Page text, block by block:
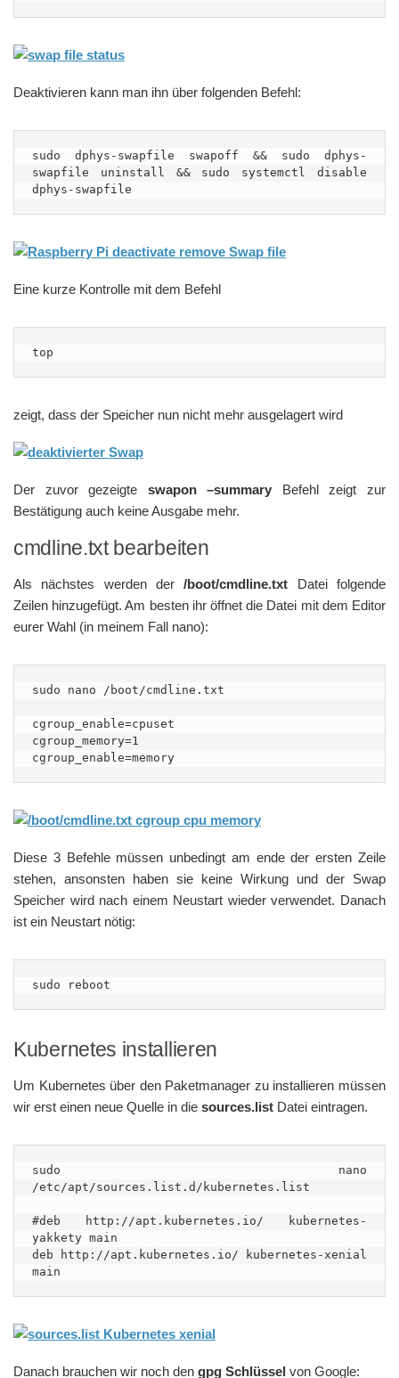
Deaktivieren kann man ihn über folgenden Befehl:
sudo dphys-swapfile swapoff && sudo dphys-
swapfile uninstall && sudo systemctl disable
dphys-swapfile
Eine kurze Kontrolle mit dem Befehl
top
zeigt, dass der Speicher nun nicht mehr ausgelagert wird
Der zuvor gezeigte swapon –summary Befehl zeigt zur
Bestätigung auch keine Ausgabe mehr.
cmdline.txt bearbeiten
Als nächstes werden der/boot/cmdline.txt Datei folgende
Zeilen hinzugefügt. Am besten ihr öffnet die Datei mit dem Editor
eurer Wahl (in meinem Fall nano):
sudo nano /boot/cmdline.txt
cgroup_enable=cpuset
cgroup_memory=1
cgroup_enable=memory
Diese 3 Befehle müssen unbedingt am ende der ersten Zeile
stehen, ansonsten haben sie keine Wirkung und der Swap
Speicher wird nach einem Neustart wieder verwendet. Danach
ist ein Neustart nötig:
sudo reboot
Kubernetes installieren
Um Kubernetes über den Paketmanager zu installieren müssen
wir erst einen neue Quelle in die sources.list Datei eintragen.
sudo nano
/etc/apt/sources.list.d/kubernetes.list
#deb http://apt.kubernetes.io/ kubernetes-
yakkety main
deb http://apt.kubernetes.io/ kubernetes-xenial
main
Danach brauchen wir noch den gpg Schlüssel von Google: